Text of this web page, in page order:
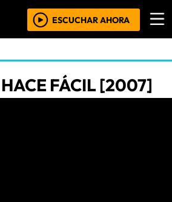
ESCUCHAR AHORA
FÁCIL [2007]